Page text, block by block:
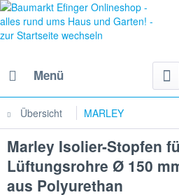
Menü
Übersicht MARLEY
Marley Isolier-Stopfen
Lüftungsrohre Ø 150
aus Polyurethan